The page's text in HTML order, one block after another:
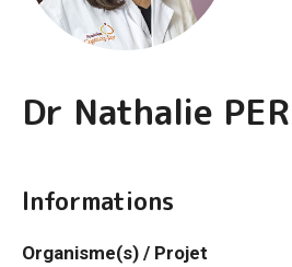
Dr Nathalie
Informations
Organisme(s) / Projet